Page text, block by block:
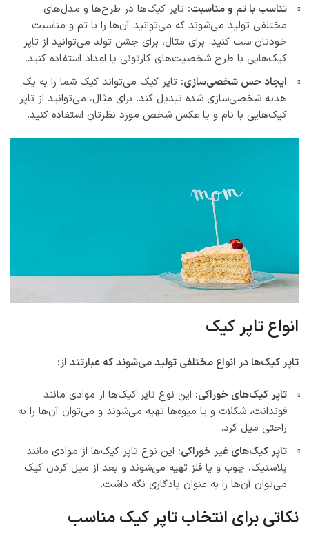
تناسب با تم و مناسبت: تاپر کیک‌ها در طرح‌ها و مدل‌های
مختلفی تولید می‌شوند که می‌توانید آن‌ها را با تم و مناسبت
خودتان ست کنید. برای مثال، برای جشن تولد می‌توانید از تاپر
کیک‌هایی با طرح شخصیت‌های کارتونی یا اعداد استفاده کنید.
ایجاد حس شخصی‌سازی: تاپر کیک می‌تواند کیک شما را به یک
هدیه شخصی‌سازی شده تبدیل کند. برای مثال، می‌توانید از تاپر
کیک‌هایی با نام و یا عکس شخص مورد نظرتان استفاده کنید.
انواع تاپر کیک
تاپر کیک‌ها در انواع مختلفی تولید می‌شوند که عبارتند از:
تاپر کیک‌های خوراکی: این نوع تاپر کیک‌ها از موادی مانند
فوندانت، شکلات و یا میوه‌ها تهیه می‌شوند و می‌توان آن‌ها را به
راحتی میل کرد.
تاپر کیک‌های غیر خوراکی: این نوع تاپر کیک‌ها از موادی مانند
پلاستیک، چوب و یا فلز تهیه می‌شوند و بعد از میل کردن کیک
می‌توان آن‌ها را به عنوان یادگاری نگه داشت.
نکاتی برای انتخاب تاپر کیک مناسب